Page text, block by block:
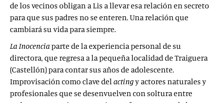
de los vecinos obligan a Lis a llevar esa relación en secreto
para que sus padres no se enteren. Una relación que
cambiará su vida para siempre.
La Inocenciaparte de la experiencia personal de su
directora, que regresa a la pequeña localidad de Traiguera
(Castellón) para contar sus años de adolescente.
Improvisación como clave delactingy actores naturales y
profesionales que se desenvuelven con soltura entre